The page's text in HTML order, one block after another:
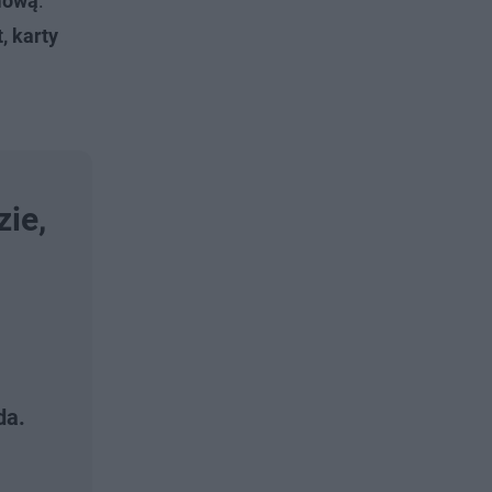
karty